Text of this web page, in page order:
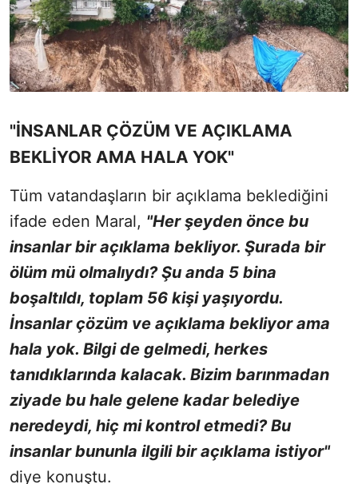
"İNSANLAR ÇÖZÜM VE AÇIKLAMA
BEKLİYOR AMA HALA YOK"
Tüm vatandaşların bir açıklama beklediğini
ifade eden Maral, "Her şeyden önce bu
insanlar bir açıklama bekliyor. Şurada bir
ölüm mü olmalıydı? Şu anda 5 bina
boşaltıldı, toplam 56 kişi yaşıyordu.
İnsanlar çözüm ve açıklama bekliyor ama
hala yok. Bilgi de gelmedi, herkes
tanıdıklarında kalacak. Bizim barınmadan
ziyade bu hale gelene kadar belediye
neredeydi, hiç mi kontrol etmedi? Bu
insanlar bununla ilgili bir açıklama istiyor"
diye konuştu.